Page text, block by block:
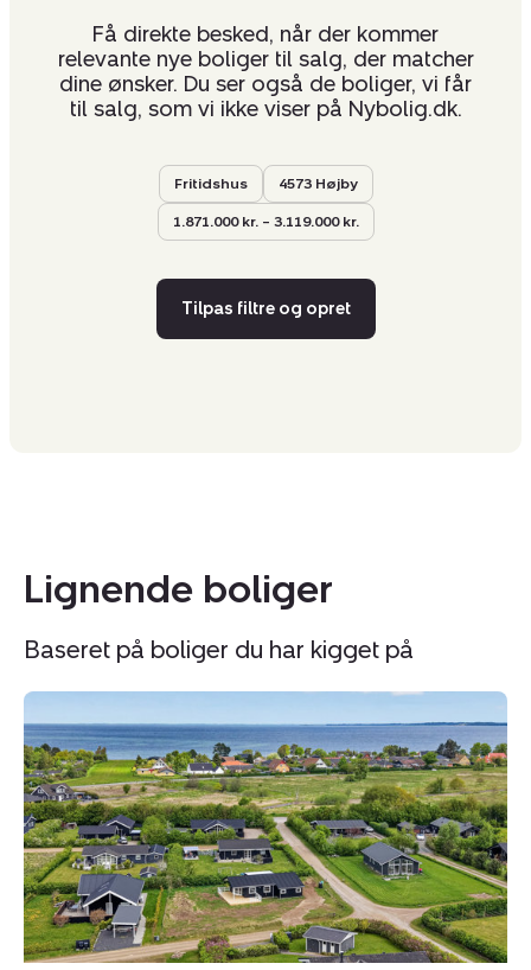
Få direkte besked, når der kommer
relevante nye boliger til salg, der matcher
dine ønsker. Du ser også de boliger, vi får
til salg, som vi ikke viser på Nybolig.dk.
Fritidshus 4573 Højby
1.871.000 kr. – 3.119.000 kr.
Tilpas filtre og opret
Lignende boliger
Baseret på boliger du har kigget på
Ravnholt
20,
Havnsø,
4591
Føllenslev